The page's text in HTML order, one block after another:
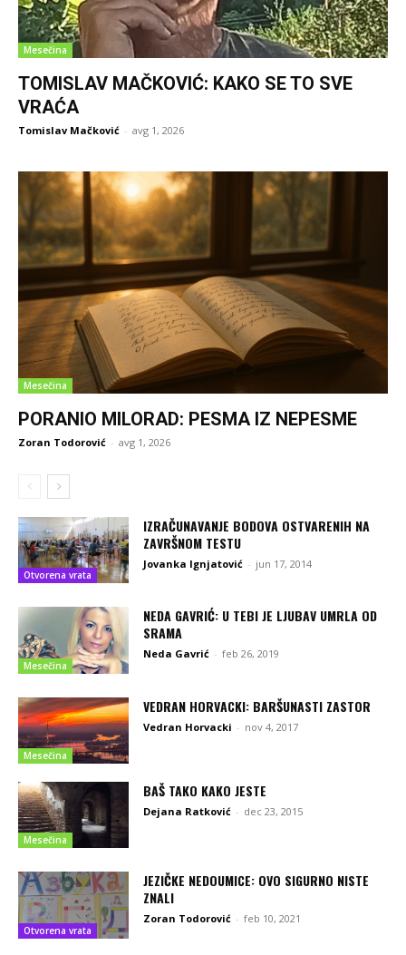
Mesečina
TOMISLAV MAČKOVIĆ: KAKO SE TO SVE
VRAĆA
Tomislav Mačković - avg 1, 2026
Mesečina
PORANIO MILORAD: PESMA IZ NEPESME
Zoran Todorović - avg 1, 2026
Otvorena vrata
IZRAČUNAVANJE BODOVA OSTVARENIH NA
ZAVRŠNOM TESTU
Jovanka Ignjatović - jun 17, 2014
Mesečina
NEDA GAVRIĆ: U TEBI JE LJUBAV UMRLA OD
SRAMA
Neda Gavrić - feb 26, 2019
Mesečina
VEDRAN HORVACKI: BARŠUNASTI ZASTOR
Vedran Horvacki - nov 4, 2017
Mesečina
BAŠ TAKO KAKO JESTE
Dejana Ratković - dec 23, 2015
Otvorena vrata
JEZIČKE NEDOUMICE: OVO SIGURNO NISTE
ZNALI
Zoran Todorović - feb 10, 2021